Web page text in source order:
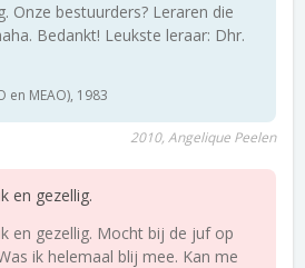
Onze bestuurders? Leraren die
Bedankt! Leukste leraar: Dhr.
en MEAO), 1983
2010, Angelique Peelen
en gezellig.
en gezellig. Mocht bij de juf op
ik helemaal blij mee. Kan me